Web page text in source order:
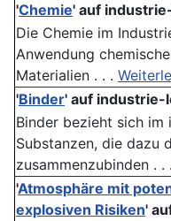
'Chemie' auf
Die Chemie im
Anwendung
Materialien . . .
'Binder' auf industrie-
Binder bezieht sich
Substanzen, die dazu
zusammenzubinden . . .
'Atmosphäre mit
explosiven Risiken'